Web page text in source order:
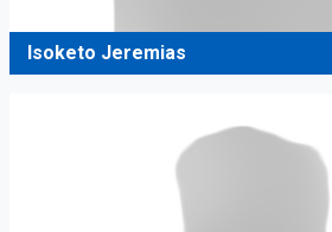
Isoketo Jeremias